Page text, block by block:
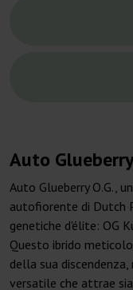
Auto
Auto Glueberry O.G.,
autofiorente di Dutch
genetiche d'élite: OG
Questo ibrido
della sua
versatile che attrae